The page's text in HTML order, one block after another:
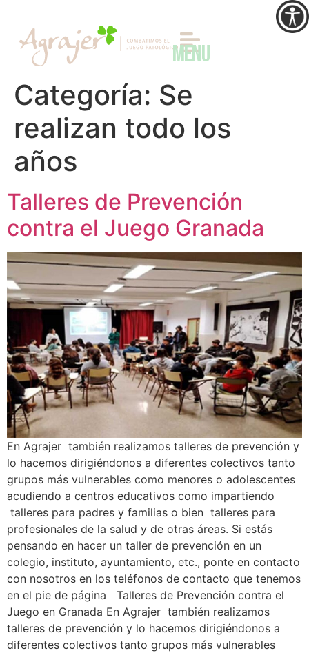
MENU
Categoría: Se
realizan todo los
años
Talleres de Prevención
contra el Juego Granada
En Agrajer también realizamos talleres de prevención y
lo hacemos dirigiéndonos a diferentes colectivos tanto
grupos más vulnerables como menores o adolescentes
acudiendo a centros educativos como impartiendo
talleres para padres y familias o bien talleres para
profesionales de la salud y de otras áreas. Si estás
pensando en hacer un taller de prevención en un
colegio, instituto, ayuntamiento, etc., ponte en contacto
con nosotros en los teléfonos de contacto que tenemos
en el pie de página Talleres de Prevención contra el
Juego en Granada En Agrajer también realizamos
talleres de prevención y lo hacemos dirigiéndonos a
diferentes colectivos tanto grupos más vulnerables